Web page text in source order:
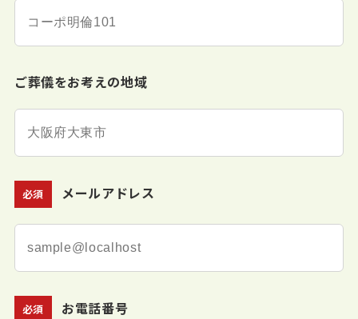
ご葬儀をお考えの地域
必須 メールアドレス
必須 お電話番号